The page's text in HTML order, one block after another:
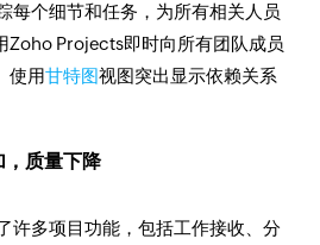
每个细节和任务，为所有相关人员
Zoho Projects即时向所有团队成员
使用甘特图视图突出显示依赖关系
，质量下降
许多项目功能，包括工作接收、分